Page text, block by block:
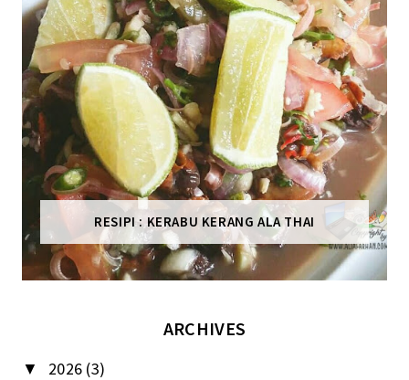
RESIPI : KERABU KERANG ALA THAI
ARCHIVES
▼ 2026 (3)